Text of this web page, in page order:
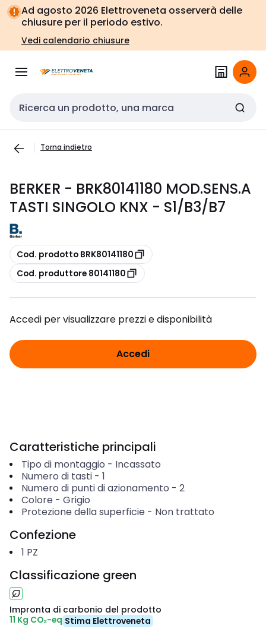
Vai alla
navigazione
Vai
alla
pagina
Ad agosto 2026 Elettroveneta osserverà delle
chiusure per il periodo estivo.
Vedi calendario chiusure
Cerca input
Torna indietro
BERKER - BRK80141180 MOD.SENS.A
TASTI SINGOLO KNX - S1/B3/B7
copia
Cod. prodotto BRK80141180
copia
Cod. produttore 80141180
Accedi per visualizzare prezzi e disponibilità
Accedi
Caratteristiche principali
Tipo di montaggio - Incassato
Numero di tasti- 1
Numero di punti di azionamento - 2
Colore - Grigio
Protezione della superficie - Non trattato
Confezione
1 PZ
Classificazione green
Impronta di carbonio del prodotto
11 Kg CO₂-eq Stima Elettroveneta